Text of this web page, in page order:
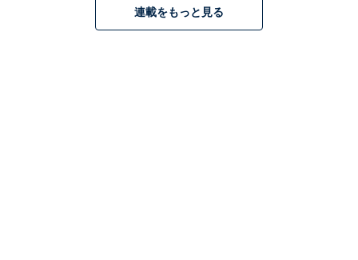
A post shared by 【公式】「ユーミンストーリーズ」オムニバ
連載をもっと見る